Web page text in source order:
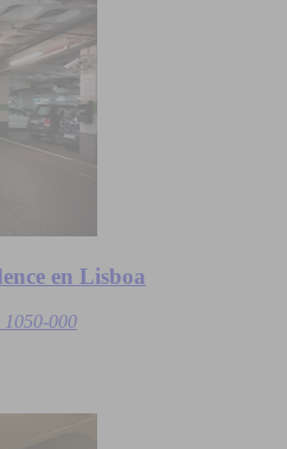
en Lisboa
1050-000